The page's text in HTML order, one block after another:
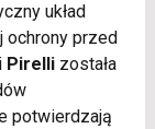
układ
przed
Pirellizostała
potwierdzają